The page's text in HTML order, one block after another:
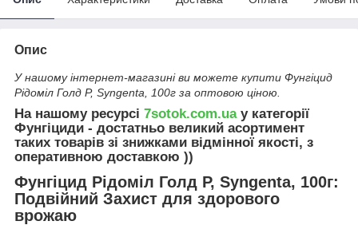
Опис
У нашому інтернет-магазині ви можете купити Фунгіцид
Рідоміл Голд Р, Syngenta, 100г за оптовою ціною.
На нашому ресурсі 7sotok.com.uaу категорії
Фунгіциди - достатньо великий асортимент
таких товарів зі знижками відмінної якості, з
оперативною доставкою ))
Фунгіцид Рідоміл Голд Р, Syngenta, 100г:
Подвійний Захист для здорового
врожаю